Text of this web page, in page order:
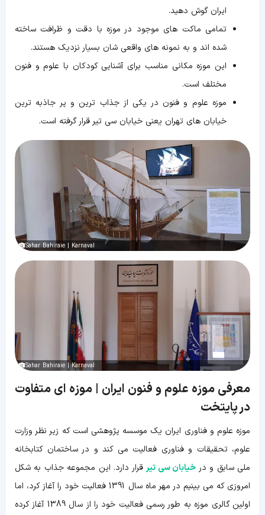
ایران گوش دهید.
تمامی ماکت های موجود در موزه با دقت و ظرافت ساخته
شده اند و به نمونه های واقعی شان بسیار نزدیک هستند.
این موزه مکانی مناسب برای آشنایی کودکان با علوم و فنون
مختلف است.
موزه علوم و فنون در یکی از جذاب ترین و پر جاذبه ترین
خیابان های تهران یعنی خیابان سی تیر قرار گرفته است.
Sahar Bahiraie | Karnaval
Sahar Bahiraie | Karnaval
معرفی موزه علوم و فنون ایران | موزه ای متفاوت
در پایتخت
موزه علوم و فناوری ایران یک موسسه پژوهشی است که زیر نظر وزارت
علوم، تحقیقات و فناوری فعالیت می کند و در ساختمان کتابخانه
ملی سابق و در خیابان سی تیرقرار دارد. این مجموعه جذاب به شکل
امروزی که می بینیم در مهر ماه سال 1391 فعالیت خود را آغاز کرد، اما
اولین گالری موزه به طور رسمی فعالیت خود را از سال 1389 آغاز کرده